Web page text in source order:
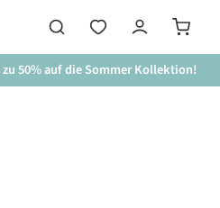
50% auf die Sommer Kollektion!